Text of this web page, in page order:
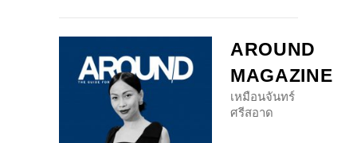
AROUND
MAGAZINE
เหมือนจันทร์
ศรีสอาด